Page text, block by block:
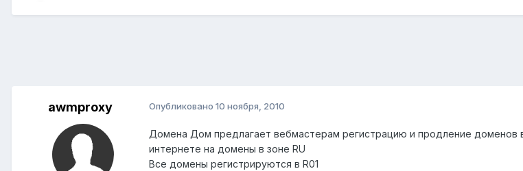
awmproxy Опубликовано 10 ноября, 2010
Домена Дом предлагает вебмастерам регистрацию и продление доменов
интернете на домены в зоне RU
Все домены регистрируются в R01